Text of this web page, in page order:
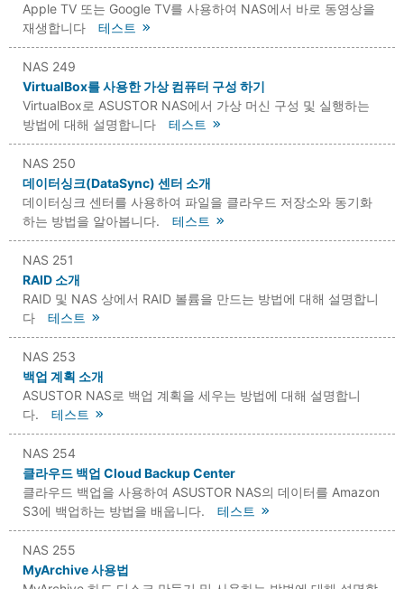
Apple TV 또는 Google TV를 사용하여 NAS에서 바로 동영상을
재생합니다
테스트
NAS 249
VirtualBox를 사용한 가상 컴퓨터 구성 하기
VirtualBox로 ASUSTOR NAS에서 가상 머신 구성 및 실행하는
방법에 대해 설명합니다
테스트
NAS 250
데이터싱크(DataSync) 센터 소개
데이터싱크 센터를 사용하여 파일을 클라우드 저장소와 동기화
하는 방법을 알아봅니다.
테스트
NAS 251
RAID 소개
RAID 및 NAS 상에서 RAID 볼륨을 만드는 방법에 대해 설명합니
다
테스트
NAS 253
백업 계획 소개
ASUSTOR NAS로 백업 계획을 세우는 방법에 대해 설명합니
다.
테스트
NAS 254
클라우드 백업 Cloud Backup Center
클라우드 백업을 사용하여 ASUSTOR NAS의 데이터를 Amazon
S3에 백업하는 방법을 배웁니다.
테스트
NAS 255
MyArchive 사용법